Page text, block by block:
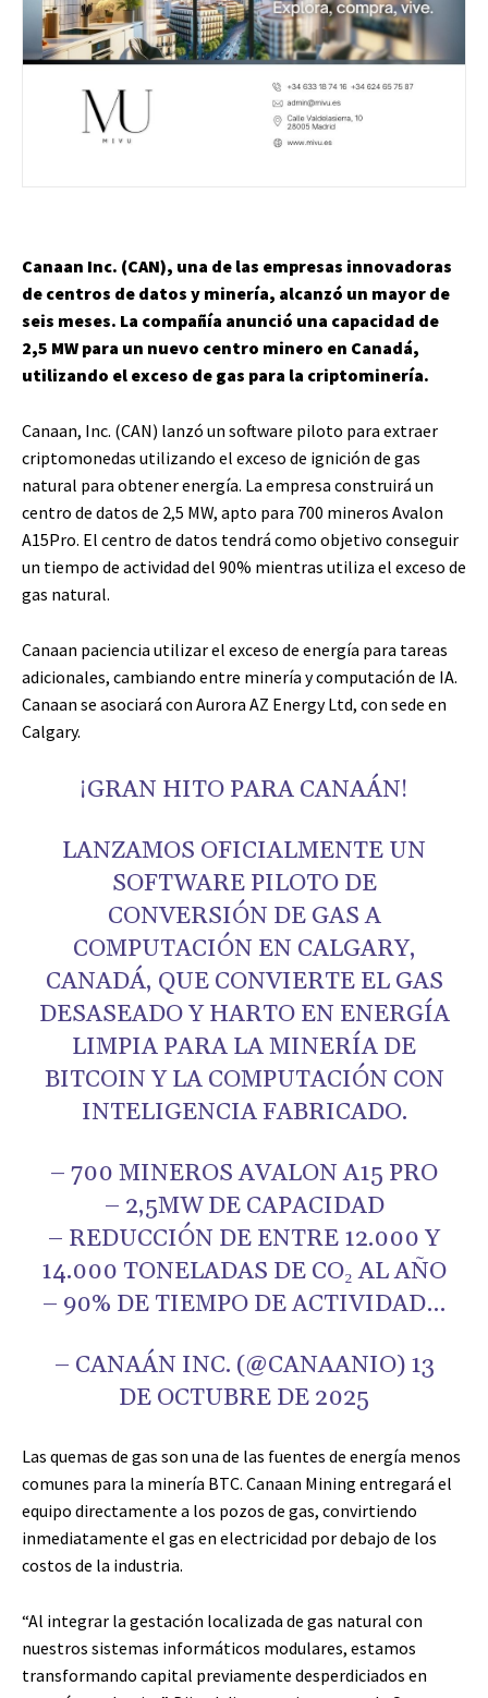
Canaan Inc. (CAN), una de las empresas innovadoras
de centros de datos y minería, alcanzó un mayor de
seis meses. La compañía anunció una capacidad de
2,5 MW para un nuevo centro minero en Canadá,
utilizando el exceso de gas para la criptominería.
Canaan, Inc. (CAN) lanzó un software piloto para extraer
criptomonedas utilizando el exceso de ignición de gas
natural para obtener energía. La empresa construirá un
centro de datos de 2,5 MW, apto para 700 mineros Avalon
A15Pro. El centro de datos tendrá como objetivo conseguir
un tiempo de actividad del 90% mientras utiliza el exceso de
gas natural.
Canaan paciencia utilizar el exceso de energía para tareas
adicionales, cambiando entre minería y computación de IA.
Canaan se asociará con Aurora AZ Energy Ltd, con sede en
Calgary.
¡GRAN HITO PARA CANAÁN!
LANZAMOS OFICIALMENTE UN
SOFTWARE PILOTO DE
CONVERSIÓN DE GAS A
COMPUTACIÓN EN CALGARY,
CANADÁ, QUE CONVIERTE EL GAS
DESASEADO Y HARTO EN ENERGÍA
LIMPIA PARA LA MINERÍA DE
BITCOIN Y LA COMPUTACIÓN CON
INTELIGENCIA FABRICADO.
– 700 MINEROS AVALON A15 PRO
– 2,5MW DE CAPACIDAD
– REDUCCIÓN DE ENTRE 12.000 Y
14.000 TONELADAS DE CO₂ AL AÑO
– 90% DE TIEMPO DE ACTIVIDAD…
– CANAÁN INC. (@CANAANIO) 13
DE OCTUBRE DE 2025
Las quemas de gas son una de las fuentes de energía menos
comunes para la minería BTC. Canaan Mining entregará el
equipo directamente a los pozos de gas, convirtiendo
inmediatamente el gas en electricidad por debajo de los
costos de la industria.
“Al integrar la gestación localizada de gas natural con
nuestros sistemas informáticos modulares, estamos
transformando capital previamente desperdiciados en